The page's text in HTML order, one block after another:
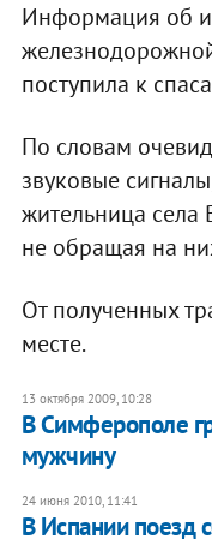
Информация об
поступила к
По словам
звуковые
жительница села
не обращая на
От полученных
месте.
13 октября 2009, 10:28
В Симферополе
мужчину
24 июня 2010, 11:41
В Испании поезд